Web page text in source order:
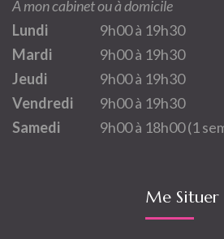
A mon cabinet ou à domicile
Lundi
9h00 à 19h30
Mardi
9h00 à 19h30
Jeudi
9h00 à 19h30
Vendredi
9h00 à 19h30
Samedi
9h00 à 18h00 (1
Me Situer